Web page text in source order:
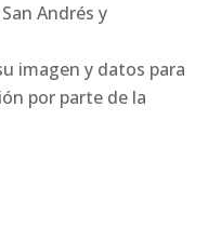
Andrés y
imagen y datos para
por parte de la